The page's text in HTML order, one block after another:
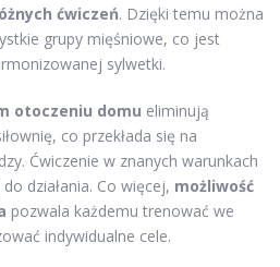
ćwiczeń. Dzięki temu można
grupy mięśniowe, co jest
sylwetki.
otoczeniu domu eliminują
co przekłada się na
Ćwiczenie w znanych warunkach
działania. Co więcej, możliwość
pozwala każdemu trenować we
indywidualne cele.